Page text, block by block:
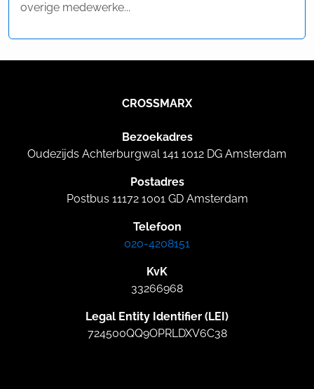
overige medewerke...
CROSSMARX
Bezoekadres
Oudezijds Achterburgwal 141 1012 DG Amsterdam
Postadres
Postbus 11172 1001 GD Amsterdam
Telefoon
020-4208151
KvK
33266968
Legal Entity Identifier (LEI)
724500QQ9OPRLDXV6C38